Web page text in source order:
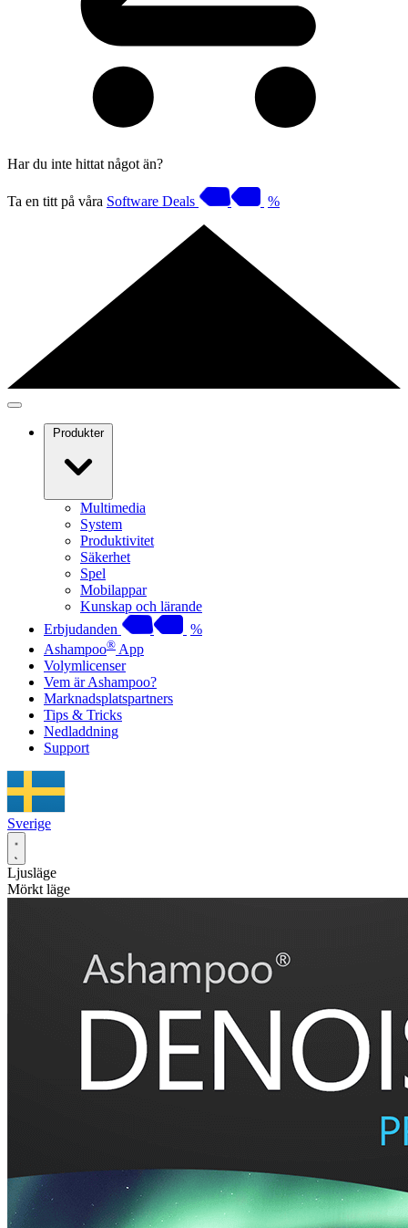
Har du inte hittat något än?
Ta en titt på våra Software Deals %
Produkter
Multimedia
System
Produktivitet
Säkerhet
Spel
Mobilappar
Kunskap och lärande
Erbjudanden
%
Ashampoo® App
Volymlicenser
Vem är Ashampoo?
Marknadsplatspartners
Tips & Tricks
Nedladdning
Support
Sverige
Ljusläge
Mörkt läge